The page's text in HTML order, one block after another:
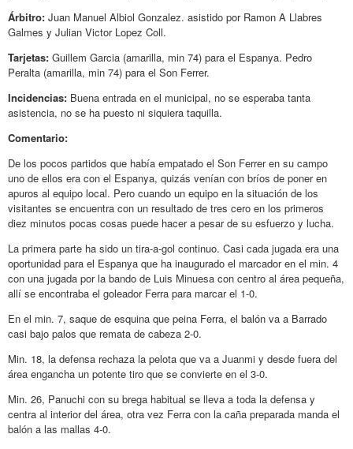
Árbitro: Juan Manuel Albiol Gonzalez. asistido por Ramon A Llabres
Galmes y Julian Victor Lopez Coll.
Tarjetas: Guillem Garcia (amarilla, min 74) para el Espanya. Pedro
Peralta (amarilla, min 74) para el Son Ferrer.
Incidencias: Buena entrada en el municipal, no se esperaba tanta
asistencia, no se ha puesto ni siquiera taquilla.
Comentario:
De los pocos partidos que había empatado el Son Ferrer en su campo
uno de ellos era con el Espanya, quizás venían con bríos de poner en
apuros al equipo local. Pero cuando un equipo en la situación de los
visitantes se encuentra con un resultado de tres cero en los primeros
diez minutos pocas cosas puede hacer a pesar de su esfuerzo y lucha.
La primera parte ha sido un tira-a-gol continuo. Casi cada jugada era una
oportunidad para el Espanya que ha inaugurado el marcador en el min. 4
con una jugada por la bando de Luis Minuesa con centro al área pequeña,
allí se encontraba el goleador Ferra para marcar el 1-0.
En el min. 7, saque de esquina que peina Ferra, el balón va a Barrado
casi bajo palos que remata de cabeza 2-0.
Min. 18, la defensa rechaza la pelota que va a Juanmi y desde fuera del
área engancha un potente tiro que se convierte en el 3-0.
Min. 26, Panuchi con su brega habitual se lleva a toda la defensa y
centra al interior del área, otra vez Ferra con la caña preparada manda el
balón a las mallas 4-0.